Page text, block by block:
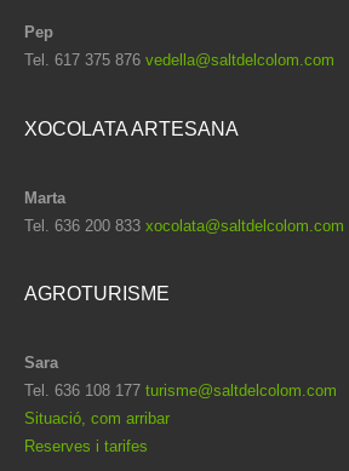
Pep
Tel. 617 375 876 vedella@saltdelcolom.com
XOCOLATA ARTESANA
Marta
Tel. 636 200 833 xocolata@saltdelcolom.com
AGROTURISME
Sara
Tel. 636 108 177 turisme@saltdelcolom.com
Situació, com arribar
Reserves i tarifes